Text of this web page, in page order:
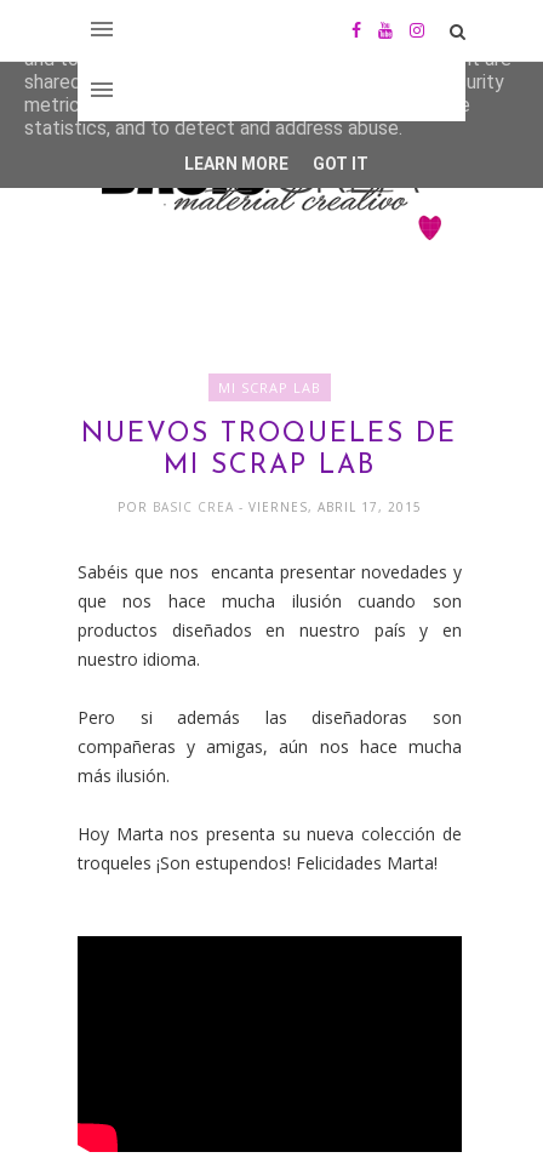
MI SCRAP LAB
NUEVOS TROQUELES DE
MI SCRAP LAB
POR BASIC CREA - VIERNES, ABRIL 17, 2015
Sabéis que nos encanta presentar novedades y
que nos hace mucha ilusión cuando son
productos diseñados en nuestro país y en
nuestro idioma.
Pero si además las diseñadoras son
compañeras y amigas, aún nos hace mucha
más ilusión.
Hoy Marta nos presenta su nueva colección de
troqueles ¡Son estupendos! Felicidades Marta!
This site uses cookies from Google to deliver its services
and to analyze traffic. Your IP address and user-agent are
shared with Google along with performance and security
metrics to ensure quality of service, generate usage
statistics, and to detect and address abuse.
LEARN MORE GOT IT